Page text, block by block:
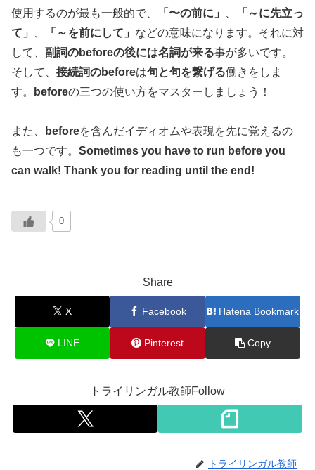
使用するのが最も一般的で、
「〜の前に」
「～に先立っ
て」
「～を前にして」 などの意味になります。それに対
して、 副詞のbeforeの後には名詞が来る事が多いです。
そして、 接続詞のbeforeは句と句を繋げる働きをしま
す。
beforeの三つの使い方をマスターしましょう！
また、 beforeを含んだイディオムや表現を先に覚えるの
も一つです。 Sometimes you have to run before you
can walk! Thank you for reading until the end!
0
Share
X Facebook Hatena Bookmark
LINE Pinterest Copy
トライリンガル教師Follow
トライリンガル教師